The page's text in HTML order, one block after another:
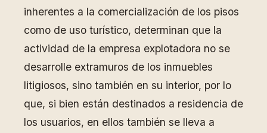
inherentes a la comercialización de los pisos
como de uso turístico, determinan que la
actividad de la empresa explotadora no se
desarrolle extramuros de los inmuebles
litigiosos, sino también en su interior, por lo
que, si bien están destinados a residencia de
los usuarios, en ellos también se lleva a